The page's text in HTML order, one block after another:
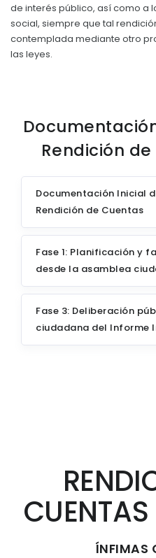
Plan Anual
Plan Operativo
Cédulas
Procesos de
Obras y proyectos
de interés público, así como a
social, siempre que tal
contemplada mediante otro
las leyes.
Rendición
Documentación Inicial
Rendición de Cuentas
Fase 1: Planificación y
desde la asamblea
Fase 3: Deliberación
ciudadana del Informe
ÍNFIMAS